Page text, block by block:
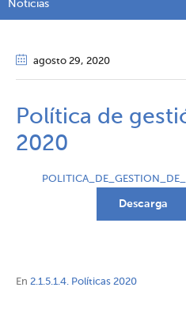
Noticias
agosto 29, 2020
Política de
2020
Descarga
En 2.1.5.1.4. Políticas 2020